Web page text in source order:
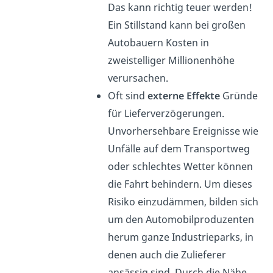
Das kann richtig teuer werden!
Ein Stillstand kann bei großen
Autobauern Kosten in
zweistelliger Millionenhöhe
verursachen.
Oft sindexterne Effekte Gründe
für Lieferverzögerungen.
Unvorhersehbare Ereignisse wie
Unfälle auf dem Transportweg
oder schlechtes Wetter können
die Fahrt behindern. Um dieses
Risiko einzudämmen, bilden sich
um den Automobilproduzenten
herum ganze Industrieparks, in
denen auch die Zulieferer